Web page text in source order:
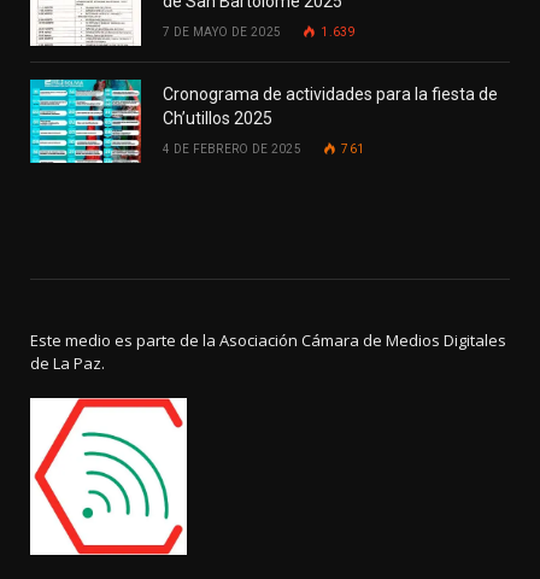
7 DE MAYO DE 2025 1.639
Cronograma de actividades para la fiesta de
Ch’utillos 2025
4 DE FEBRERO DE 2025 761
Este medio es parte de la Asociación Cámara de Medios Digitales
de La Paz.